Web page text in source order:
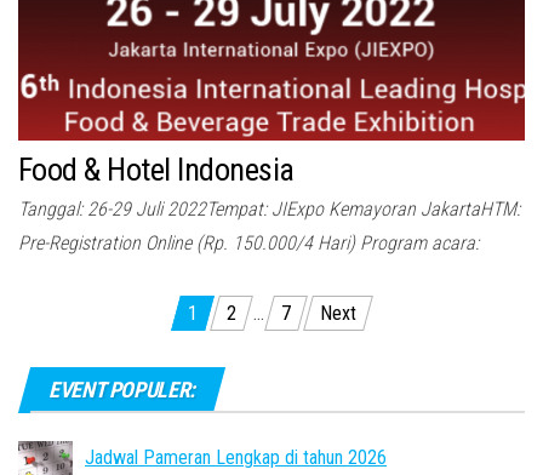
Food & Hotel Indonesia
Tanggal: 26-29 Juli 2022Tempat: JIExpo Kemayoran JakartaHTM:
Pre-Registration Online (Rp. 150.000/4 Hari) Program acara:
1 2 … 7 Next
EVENT POPULER:
Jadwal Pameran Lengkap di tahun 2026